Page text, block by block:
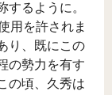
するように。
用を許されま
り、既にこの
の勢力を有す
の頃、久秀は